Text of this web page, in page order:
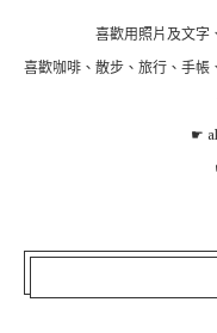
喜歡用照片及文字
喜歡咖啡、散步、旅行、手帳
☛